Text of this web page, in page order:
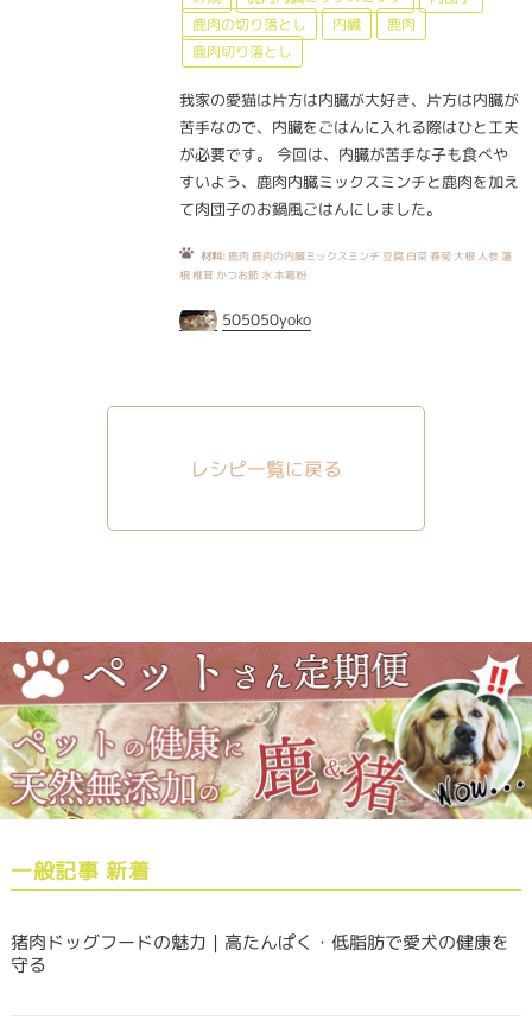
鹿肉の切り落とし
内臓
鹿肉
鹿肉切り落とし
我家の愛猫は片方は内臓が大好き、片方は内臓が
苦手なので、内臓をごはんに入れる際はひと工夫
が必要です。 今回は、内臓が苦手な子も食べや
すいよう、鹿肉内臓ミックスミンチと鹿肉を加え
て肉団子のお鍋風ごはんにしました。
材料:鹿肉 鹿肉の内臓ミックスミンチ 豆腐 白菜 春菊 大根 人参 蓮
根 椎茸 かつお節 水 本葛粉
505050yoko
レシピ一覧に戻る
一般記事 新着
猪肉ドッグフードの魅力｜高たんぱく・低脂肪で愛犬の健康を
守る